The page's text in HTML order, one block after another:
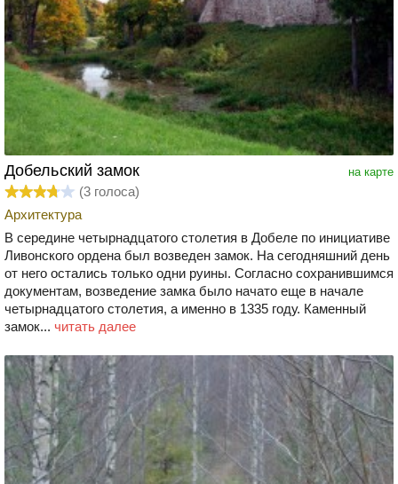
на карте
Добельский замок
(3 голоса)
Архитектура
В середине четырнадцатого столетия в Добеле по инициативе
Ливонского ордена был возведен замок. На сегодняшний день
от него остались только одни руины. Согласно сохранившимся
документам, возведение замка было начато еще в начале
четырнадцатого столетия, а именно в 1335 году. Каменный
замок... читать далее